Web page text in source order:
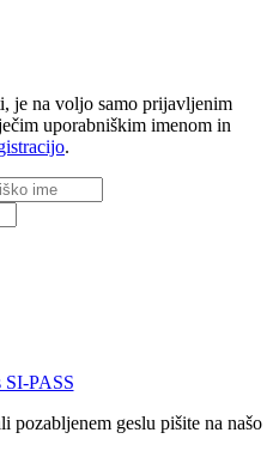
je na voljo samo prijavljenim
uporabniškim imenom in
.
SI-PASS
geslu pišite na našo